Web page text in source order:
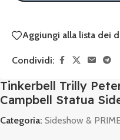
Tinkerbell Trilly
Campbell Statua
Categoria: Sideshow &
Aggiungi alla lista dei
Condividi: